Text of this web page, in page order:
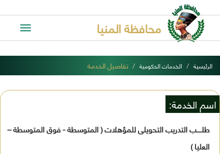
Toggle
محافظة المنيا
الرئيسية الخدمات الحكومية تفاصيل الخدمة
اسم الخدمة:
طلـــــب التدريب التحويلى للمؤهلات ( المتوسطة - فوق المتوسطة –
العليا )